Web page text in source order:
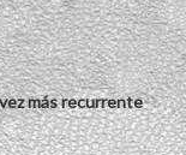
más recurrente